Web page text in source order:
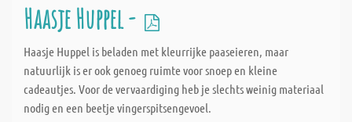
Haasje Huppel -
Haasje Huppel is beladen met kleurrijke paaseieren, maar
natuurlijk is er ook genoeg ruimte voor snoep en kleine
cadeautjes. Voor de vervaardiging heb je slechts weinig materiaal
nodig en een beetje vingerspitsengevoel.